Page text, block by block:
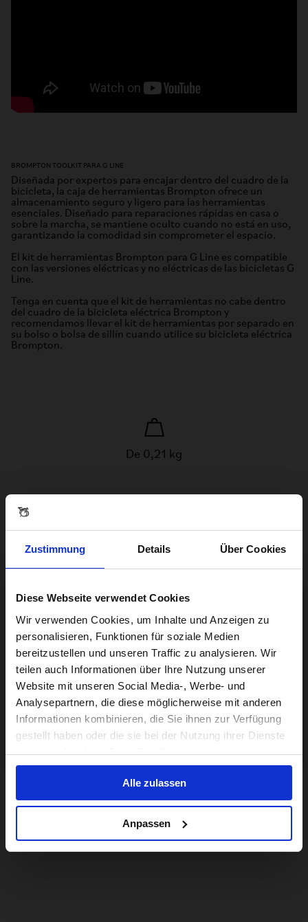
Zustimmung Details Über Cookies
Diese Webseite verwendet Cookies
Wir verwenden Cookies, um Inhalte und Anzeigen zu
personalisieren, Funktionen für soziale Medien
bereitzustellen und unseren Traffic zu analysieren. Wir
teilen auch Informationen über Ihre Nutzung unserer
Website mit unseren Social Media-, Werbe- und
Analysepartnern, die diese möglicherweise mit anderen
Informationen kombinieren, die Sie ihnen zur Verfügung
gestellt haben oder die sie bei der Nutzung ihrer Dienste
gesammelt haben. Zeige Details
Alle zulassen
Anpassen
BROMPTON TOOLKIT PARA G LINE
Diseñada por expertos para encajar dentro del cuadro de la
bicicleta, la caja de herramientas Brompton ofrece un
almacenamiento seguro y ligero para las herramientas
esenciales. Diseñado para reparaciones rápidas en casa o
sobre la marcha, se mantiene oculto cuando no está en uso,
garantizando la comodidad sin comprometer el espacio.
El kit de herramientas Brompton para G Line es compatible
con las versiones eléctricas y no eléctricas de las bicicletas G
Line.
Tenga en cuenta que el kit de herramientas no cabe dentro
del cuadro de la bicicleta eléctrica Brompton y
recomendamos llevar el kit de herramientas por separado en
su bolso o bolsa de sillín cuando utilice su bicicleta eléctrica
Brompton.
De 0,21 kg
Especificación
Reseñas y preguntas
BROMPTON TOOLKIT PARA G LINE
Reseñas
Visiting from the United States?
For a better experience, please visit our:
US website
No, stay here